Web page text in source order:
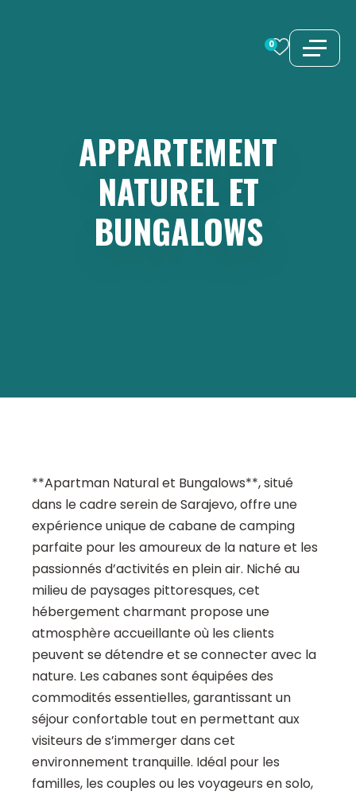
0
APPARTEMENT
NATUREL ET
BUNGALOWS
**Apartman Natural et Bungalows**, situé
dans le cadre serein de Sarajevo, offre une
expérience unique de cabane de camping
parfaite pour les amoureux de la nature et les
passionnés d’activités en plein air. Niché au
milieu de paysages pittoresques, cet
hébergement charmant propose une
atmosphère accueillante où les clients
peuvent se détendre et se connecter avec la
nature. Les cabanes sont équipées des
commodités essentielles, garantissant un
séjour confortable tout en permettant aux
visiteurs de s’immerger dans cet
environnement tranquille. Idéal pour les
familles, les couples ou les voyageurs en solo,